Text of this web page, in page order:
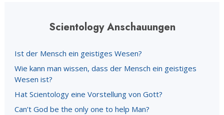
Scientology Anschauungen
Ist der Mensch ein geistiges Wesen?
Wie kann man wissen, dass der Mensch ein geistiges
Wesen ist?
Hat Scientology eine Vorstellung von Gott?
Can’t God be the only one to help Man?